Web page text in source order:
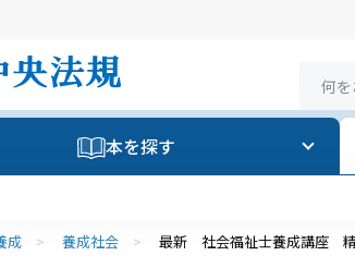
本を探す
成 > 養成社会 > 最新 社会福祉士養成講座